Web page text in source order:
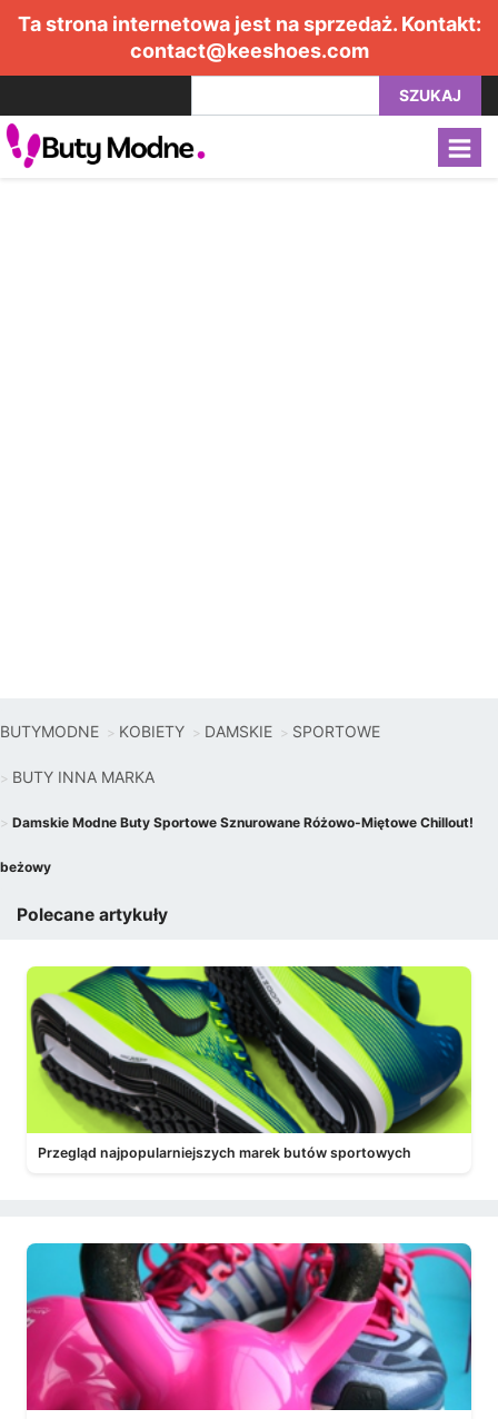
Ta strona internetowa jest na sprzedaż. Kontakt:
contact@keeshoes.com
SZUKAJ
BUTYMODNE KOBIETY DAMSKIE SPORTOWE
BUTY INNA MARKA
Damskie Modne Buty Sportowe Sznurowane Różowo-Miętowe Chillout!
beżowy
Polecane artykuły
Przegląd najpopularniejszych marek butów sportowych